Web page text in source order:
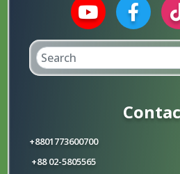
+8801773600700
+88 02-5805565